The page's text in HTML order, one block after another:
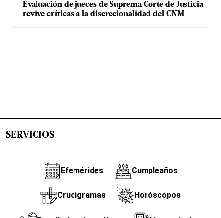
Evaluación de jueces de Suprema Corte de Justicia
revive críticas a la discrecionalidad del CNM
SERVICIOS
Efemérides Cumpleaños
Crucigramas Horóscopos